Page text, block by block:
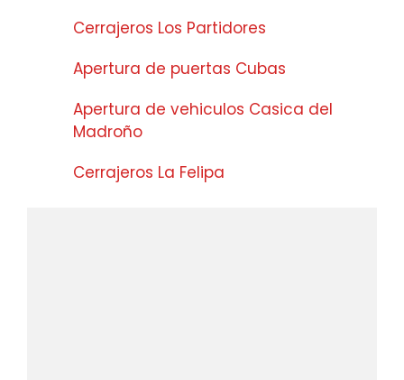
Cerrajeros Los Partidores
Apertura de puertas Cubas
Apertura de vehiculos Casica del
Madroño
Cerrajeros La Felipa